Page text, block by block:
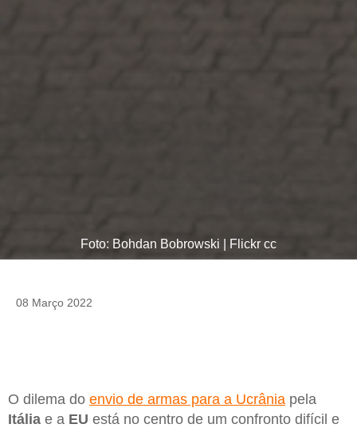
Foto: Bohdan Bobrowski | Flickr cc
08 Março 2022
O dilema do envio de armas para a Ucrânia pela
Itália e a EU está no centro de um confronto difícil e